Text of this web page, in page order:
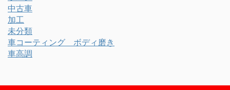
中古車
加工
未分類
車コーティング ボディ磨き
車高調